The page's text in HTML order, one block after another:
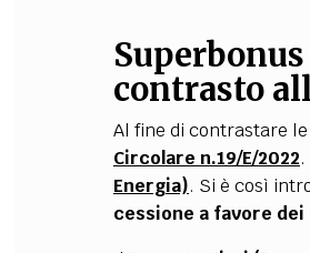
contrasto
Al fine di contrastare
Circolare n.19/E/2022
Energia). Si è così
cessione a favore